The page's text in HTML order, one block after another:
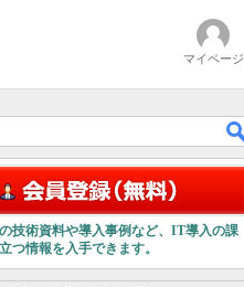
マイページ
技術資料や導入事例など、IT導入の課
つ情報を入手できます。